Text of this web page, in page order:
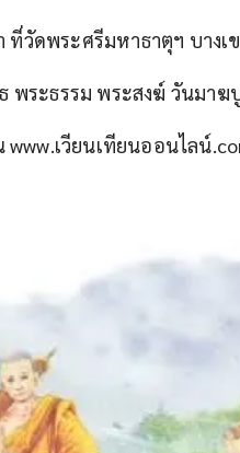
วัดพระศรี​มหาธาตุ​ฯ บางเ
ระธรรม พระสงฆ์ วันมาฆ
เวียนเทียนออนไลน์